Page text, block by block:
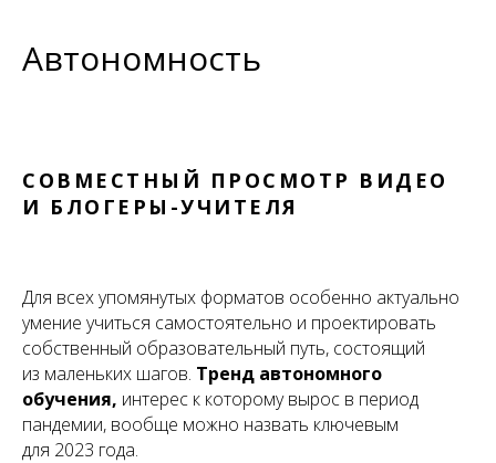
Автономность
СОВМЕСТНЫЙ ПРОСМОТР ВИДЕО
И БЛОГЕРЫ-УЧИТЕЛЯ
Для всех упомянутых форматов особенно актуально
умение учиться самостоятельно и проектировать
собственный образовательный путь, состоящий
из маленьких шагов. Тренд автономного
обучения, интерес к которому вырос в период
пандемии, вообще можно назвать ключевым
для 2023 года.